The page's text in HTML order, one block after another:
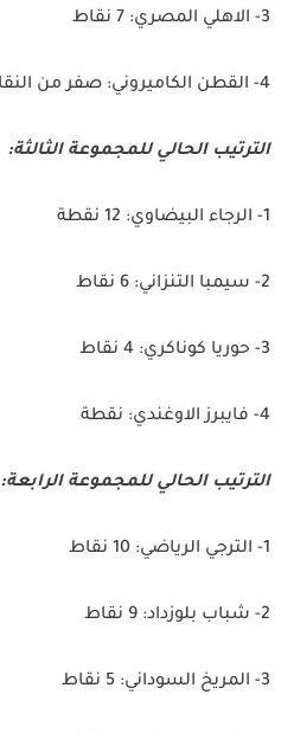
3- الاهلي المصري: 7 نقاط
4- القطن الكاميروني: صفر من النقاط
الترتيب الحالي للمجموعة الثالثة:
1- الرجاء البيضاوي: 12 نقطة
2- سيمبا التنزاني: 6 نقاط
3- حوريا كوناكري: 4 نقاط
4- فايبرز الاوغندي: نقطة
الترتيب الحالي للمجموعة الرابعة:
1- الترجي الرياضي: 10 نقاط
2- شباب بلوزداد: 9 نقاط
3- المريخ السوداني: 5 نقاط